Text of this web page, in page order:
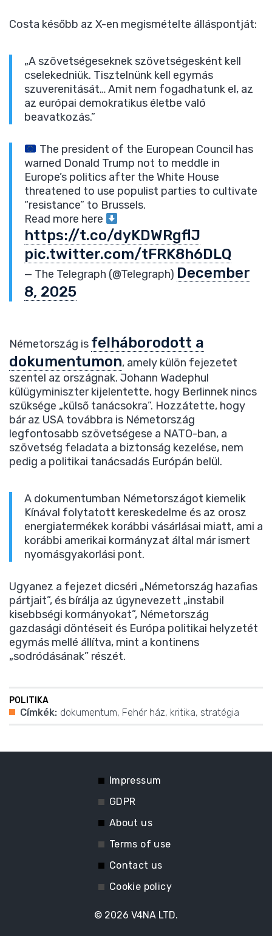
Costa később az X-en megismételte álláspontját:
„A szövetségeseknek szövetségesként kell
cselekedniük. Tisztelnünk kell egymás
szuverenitását… Amit nem fogadhatunk el, az
az európai demokratikus életbe való
beavatkozás.”
The president of the European Council has
warned Donald Trump not to meddle in
Europe’s politics after the White House
threatened to use populist parties to cultivate
“resistance” to Brussels.
Read more here
https://t.co/dyKDWRgflJ
pic.twitter.com/tFRK8h6DLQ
— The Telegraph (@Telegraph) December
8, 2025
Németország is felháborodott a
dokumentumon, amely külön fejezetet
szentel az országnak. Johann Wadephul
külügyminiszter kijelentette, hogy Berlinnek nincs
szüksége „külső tanácsokra”. Hozzátette, hogy
bár az USA továbbra is Németország
legfontosabb szövetségese a NATO-ban, a
szövetség feladata a biztonság kezelése, nem
pedig a politikai tanácsadás Európán belül.
A dokumentumban Németországot kiemelik
Kínával folytatott kereskedelme és az orosz
energiatermékek korábbi vásárlásai miatt, ami a
korábbi amerikai kormányzat által már ismert
nyomásgyakorlási pont.
Ugyanez a fejezet dicséri „Németország hazafias
pártjait”, és bírálja az úgynevezett „instabil
kisebbségi kormányokat”, Németország
gazdasági döntéseit és Európa politikai helyzetét
egymás mellé állítva, mint a kontinens
„sodródásának” részét.
POLITIKA
Címkék: dokumentum, Fehér ház, kritika, stratégia
© 2026 V4NA LTD.
Impressum
GDPR
About us
Terms of use
Contact us
Cookie policy